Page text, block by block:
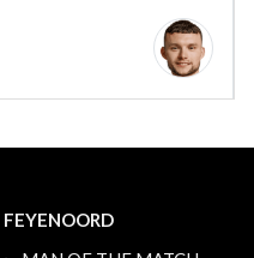
FEYENOORD